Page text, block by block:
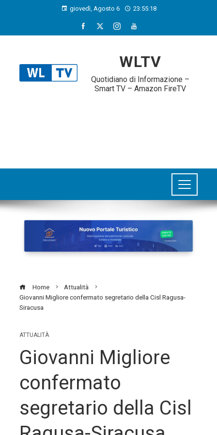
giovedì, Agosto 6 23:55:19
WLTV
Quotidiano di Informazione –
Smart TV – Amazon FireTV
Home
Attualità
Giovanni Migliore confermato segretario della Cisl Ragusa-
Siracusa
ATTUALITÀ
Giovanni Migliore
confermato
segretario della Cisl